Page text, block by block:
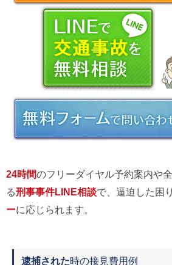
24時間のフリーダイヤル予約案内や
る刑事事件LINE相談で、逼迫した困
ーに応じられます。
逮捕された時の接見費用例